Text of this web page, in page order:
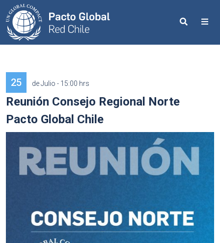
Search
25 de Julio - 15:00 hrs
Reunión Consejo Regional Norte
Pacto Global Chile